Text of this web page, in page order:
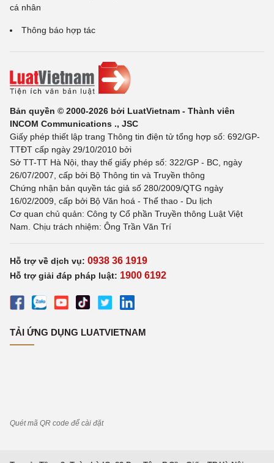
cá nhân
Thông báo hợp tác
Bản quyền © 2000-2026 bởi LuatVietnam - Thành viên
INCOM Communications ., JSC
Giấy phép thiết lập trang Thông tin điện tử tổng hợp số: 692/GP-
TTĐT cấp ngày 29/10/2010 bởi
Sở TT-TT Hà Nội, thay thế giấy phép số: 322/GP - BC, ngày
26/07/2007, cấp bởi Bộ Thông tin và Truyền thông
Chứng nhận bản quyền tác giả số 280/2009/QTG ngày
16/02/2009, cấp bởi Bộ Văn hoá - Thể thao - Du lịch
Cơ quan chủ quản: Công ty Cổ phần Truyền thông Luật Việt
Nam. Chịu trách nhiệm: Ông Trần Văn Trí
Hỗ trợ về dịch vụ: 0938 36 1919
Hỗ trợ giải đáp pháp luật: 1900 6192
TẢI ỨNG DỤNG LUATVIETNAM
Quét mã QR code để cài đặt